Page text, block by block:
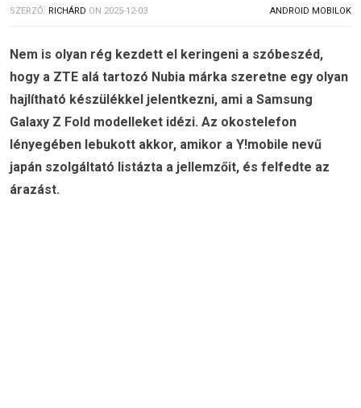
SZERZŐ: RICHÁRD ON 2025-12-03 ANDROID MOBILOK
Nem is olyan rég kezdett el keringeni a szóbeszéd,
hogy a ZTE alá tartozó Nubia márka szeretne egy olyan
hajlítható készülékkel jelentkezni, ami a Samsung
Galaxy Z Fold modelleket idézi. Az okostelefon
lényegében lebukott akkor, amikor a Y!mobile nevű
japán szolgáltató listázta a jellemzőit, és felfedte az
árazást.